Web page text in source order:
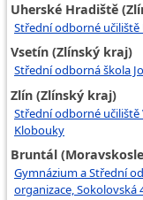
Uherské Hradiště
Střední odborné učiliště
Vsetín (Zlínský kraj)
Střední odborná škola
Zlín (Zlínský kraj)
Střední odborné učiliště
Klobouky
Bruntál
Gymnázium a Střední
organizace, Sokolovská